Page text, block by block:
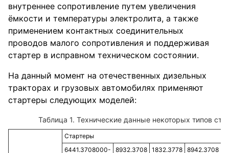
внутреннее сопротивление путем увеличения
ёмкости и температуры электролита, а также
применением контактных соединительных
проводов малого сопротивления и поддерживая
стартер в исправном техническом состоянии.
На данный момент на отечественных дизельных
тракторах и грузовых автомобилях применяют
стартеры следующих моделей:
Таблица 1. Технические данные некоторых типов
Стартеры
6441.3708000-
8932.3708 1832.3778 8942.3708